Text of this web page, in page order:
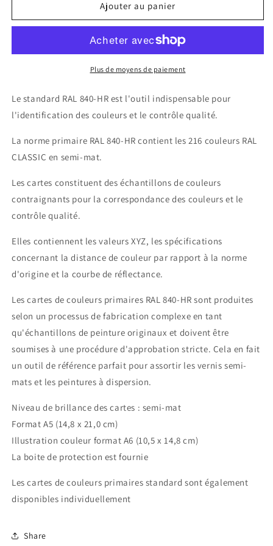
RAL
Standard
RAL
HR
Standard
Ajouter au panier
Plus de moyens de paiement
Le standard RAL 840-HR est l'outil indispensable pour
l'identification des couleurs et le contrôle qualité.
La norme primaire RAL 840-HR contient les 216 couleurs RAL
CLASSIC en semi-mat.
Les cartes constituent des échantillons de couleurs
contraignants pour la correspondance des couleurs et le
contrôle qualité.
Elles contiennent les valeurs XYZ, les spécifications
concernant la distance de couleur par rapport à la norme
d'origine et la courbe de réflectance.
Les cartes de couleurs primaires RAL 840-HR sont produites
selon un processus de fabrication complexe en tant
qu'échantillons de peinture originaux et doivent être
soumises à une procédure d'approbation stricte. Cela en fait
un outil de référence parfait pour assortir les vernis semi-
mats et les peintures à dispersion.
Niveau de brillance des cartes : semi-mat
Format A5 (14,8 x 21,0 cm)
Illustration couleur format A6 (10,5 x 14,8 cm)
La boite de protection est fournie
Les cartes de couleurs primaires standard sont également
disponibles individuellement
Share